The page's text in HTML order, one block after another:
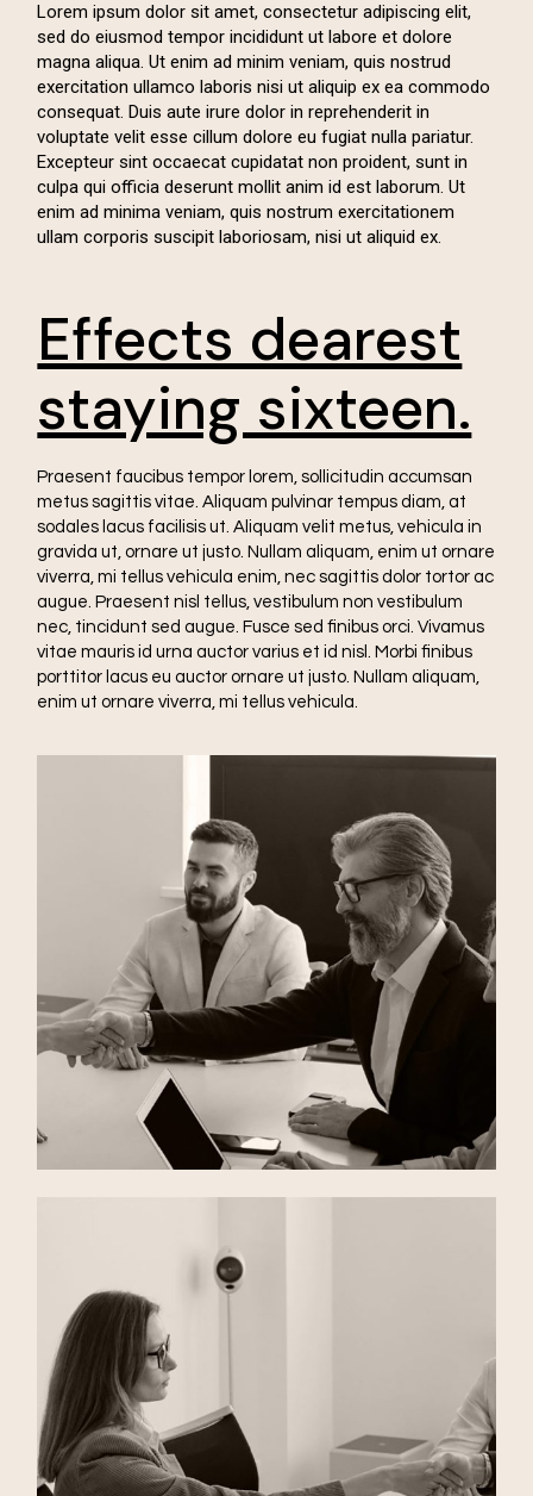
Lorem ipsum dolor sit amet, consectetur adipiscing elit,
sed do eiusmod tempor incididunt ut labore et dolore
magna aliqua. Ut enim ad minim veniam, quis nostrud
exercitation ullamco laboris nisi ut aliquip ex ea commodo
consequat. Duis aute irure dolor in reprehenderit in
voluptate velit esse cillum dolore eu fugiat nulla pariatur.
Excepteur sint occaecat cupidatat non proident, sunt in
culpa qui officia deserunt mollit anim id est laborum. Ut
enim ad minima veniam, quis nostrum exercitationem
ullam corporis suscipit laboriosam, nisi ut aliquid ex.
Effects dearest
staying sixteen.
Praesent faucibus tempor lorem, sollicitudin accumsan
metus sagittis vitae. Aliquam pulvinar tempus diam, at
sodales lacus facilisis ut. Aliquam velit metus, vehicula in
gravida ut, ornare ut justo. Nullam aliquam, enim ut ornare
viverra, mi tellus vehicula enim, nec sagittis dolor tortor ac
augue. Praesent nisl tellus, vestibulum non vestibulum
nec, tincidunt sed augue. Fusce sed finibus orci. Vivamus
vitae mauris id urna auctor varius et id nisl. Morbi finibus
porttitor lacus eu auctor ornare ut justo. Nullam aliquam,
enim ut ornare viverra, mi tellus vehicula.